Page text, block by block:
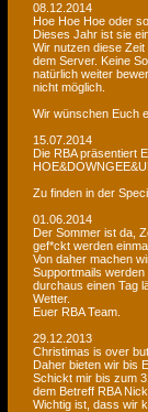
08.12.2014
Hoe Hoe Hoe oder
Dieses Jahr ist sie
Wir nutzen diese
dem Server. Keine
natürlich weiter
nicht möglich.
Wir wünschen Euch
15.07.2014
Die RBA präsentiert
Zu finden in der
01.06.2014
Der Sommer ist da,
gef*ckt werden
Von daher machen
Supportmails
durchaus einen Tag
Wetter.
Euer RBA Team.
29.12.2013
Christimas is over
Daher bieten wir bis
Schickt mir bis zum
dem Betreff RBA
Wichtig ist, dass wir